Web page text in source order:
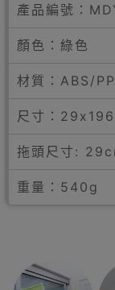
產品編號：
顏色：綠色
材質：ABS/
尺寸：
拖頭尺寸:
重量：540g